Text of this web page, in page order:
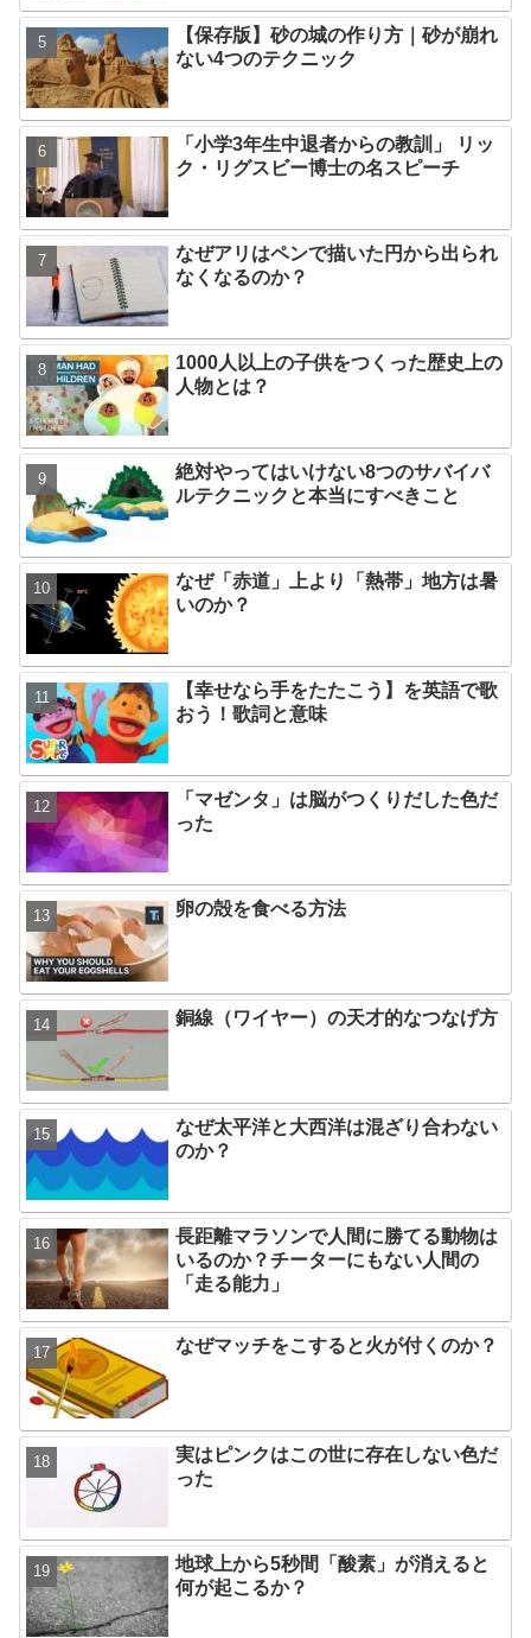
【保存版】砂の城の作り方｜砂が崩れ
ない4つのテクニック
「小学3年生中退者からの教訓」 リッ
ク・リグスビー博士の名スピーチ
なぜアリはペンで描いた円から出られ
なくなるのか？
1000人以上の子供をつくった歴史上の
人物とは？
絶対やってはいけない8つのサバイバ
ルテクニックと本当にすべきこと
なぜ「赤道」上より「熱帯」地方は暑
いのか？
【幸せなら手をたたこう】を英語で歌
おう！歌詞と意味
「マゼンタ」は脳がつくりだした色だ
った
卵の殻を食べる方法
銅線（ワイヤー）の天才的なつなげ方
なぜ太平洋と大西洋は混ざり合わない
のか？
長距離マラソンで人間に勝てる動物は
いるのか？チーターにもない人間の
「走る能力」
なぜマッチをこすると火が付くのか？
実はピンクはこの世に存在しない色だ
った
地球上から5秒間「酸素」が消えると
何が起こるか？